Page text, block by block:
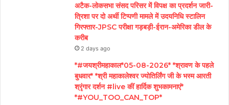
अटैक-लोकसभा संसद परिसर में विपक्ष का प्रदर्शन जारी-
त्रिशा पर दो अर्थी टिप्पणी मामले में उदयनिधि स्टालिन
गिरफ्तार-JPSC परीक्षा गड़बड़ी-ईरान-अमेरिका डील के
करीब
2 days ago
*#जयश्रीमहाकाल*05-08-2026* *श्रावण के पहले
बुधवार* *श्री महाकालेश्वर ज्योतिर्लिंग जी के भस्म आरती
श्रृंगार दर्शन #live कीं हार्दिक शुभकामनाएं*
*#YOU_TOO_CAN_TOP*